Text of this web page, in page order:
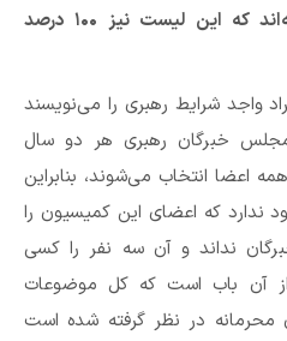
را محرمانه خوانده‌اند و گفته‌اند که این لیست نیز ۱۰۰ درصد
واجد شرایط رهبری را می‌نویسند
خبرگان رهبری هر دو سال
اعضا انتخاب می‌شوند، بنابراین
ندارد که اعضای این کمیسیون را
نداند و آن سه نفر را کسی
از آن باب است که کل موضوعات
در نظر گرفته شده است